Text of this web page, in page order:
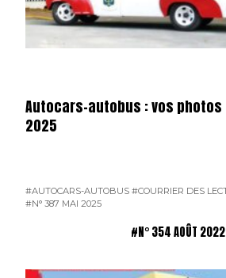
Autocars-autobus : vos photos
2025
#AUTOCARS-AUTOBUS #COURRIER DES
#N° 387 MAI 2025
#N° 354 AOÛT 2022